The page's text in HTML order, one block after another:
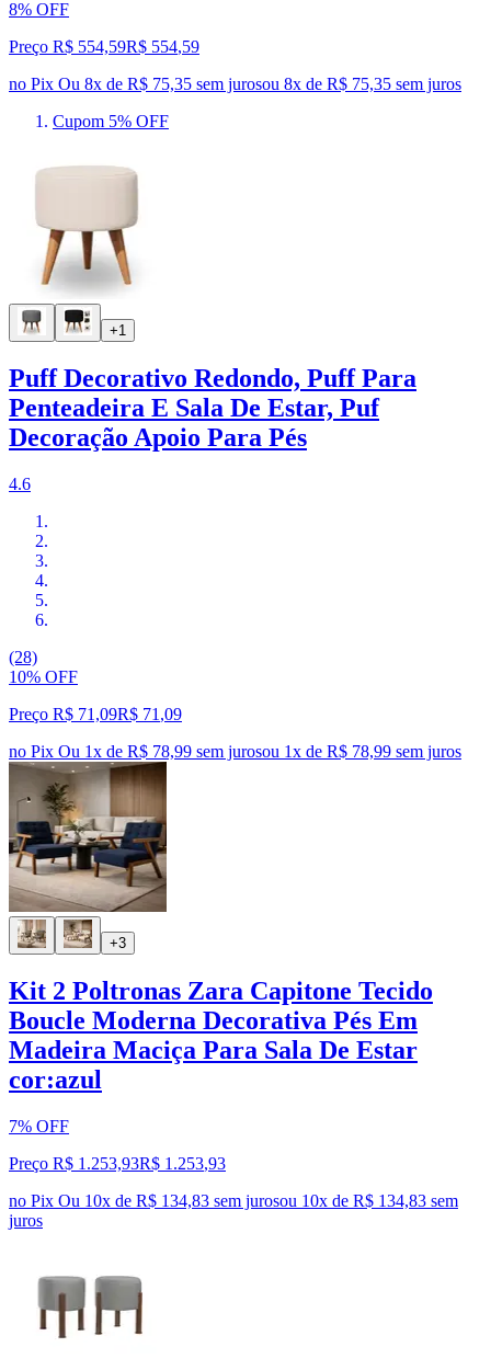
8% OFF
Preço R$ 554,59R$ 554,59
no Pix Ou 8x de R$ 75,35 sem jurosou 8x de R$ 75,35 sem juros
Cupom 5% OFF
+1
Puff Decorativo Redondo, Puff Para
Penteadeira E Sala De Estar, Puf
Decoração Apoio Para Pés
4.6
(28)
10% OFF
Preço R$ 71,09R$ 71 ,09
no Pix Ou 1x de R$ 78,99 sem jurosou 1x de R$ 78,99 sem juros
+3
Kit 2 Poltronas Zara Capitone Tecido
Boucle Moderna Decorativa Pés Em
Madeira Maciça Para Sala De Estar
cor:azul
7% OFF
Preço R$ 1.253,93R$ 1.253,93
no Pix Ou 10x de R$ 134,83 sem jurosou 10x de R$ 134,83 sem
juros